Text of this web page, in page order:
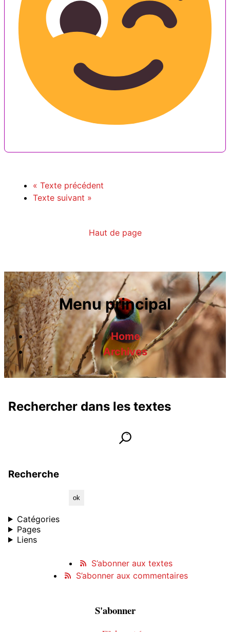
« Texte précédent
Texte suivant »
Haut de page
Menu principal
Home
Archives
Rechercher dans les textes
Recherche
Catégories
Pages
Liens
S’abonner aux textes
S’abonner aux commentaires
S'abonner